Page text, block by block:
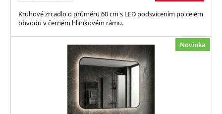
Kruhové zrcadlo o průměru 60 cm s LED podsvícením po celém
obvodu v černém hliníkovém rámu.
Novinka